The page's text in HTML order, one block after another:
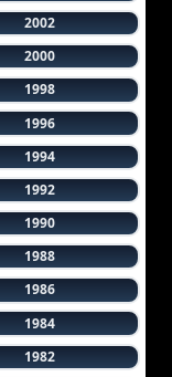
2002
2000
1998
1996
1994
1992
1990
1988
1986
1984
1982